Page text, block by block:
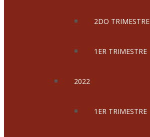
2DO TRIMESTRE
1ER TRIMESTRE
2022
1ER TRIMESTRE